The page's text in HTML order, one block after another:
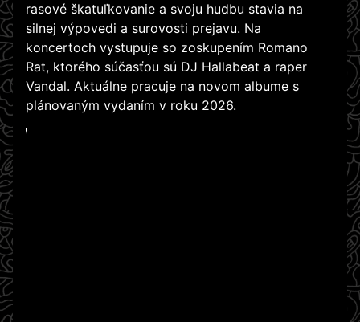
rasové škatuľkovanie a svoju hudbu stavia na
silnej výpovedi a surovosti prejavu. Na
koncertoch vystupuje so zoskupením Romano
Rat, ktorého súčasťou sú DJ Hallabeat a raper
Vandal. Aktuálne pracuje na novom albume s
plánovaným vydaním v roku 2026.